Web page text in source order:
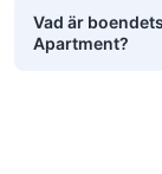
Vad är
Apartment?